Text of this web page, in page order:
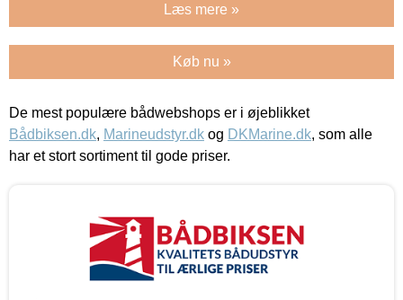
Læs mere »
Køb nu »
De mest populære bådwebshops er i øjeblikket
Bådbiksen.dk, Marineudstyr.dk og DKMarine.dk, som alle
har et stort sortiment til gode priser.